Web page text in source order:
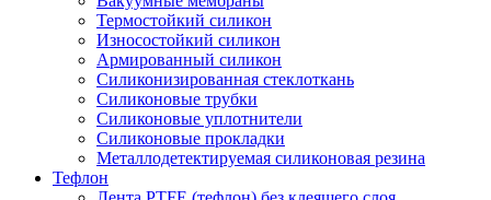
Термостойкий силикон
Износостойкий силикон
Армированный силикон
Силиконизированная стеклоткань
Силиконовые трубки
Силиконовые уплотнители
Силиконовые прокладки
Металлодетектируемая силиконовая резина
Тефлон